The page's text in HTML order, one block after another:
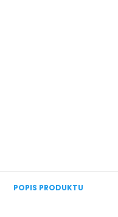
POPIS PRODUKTU